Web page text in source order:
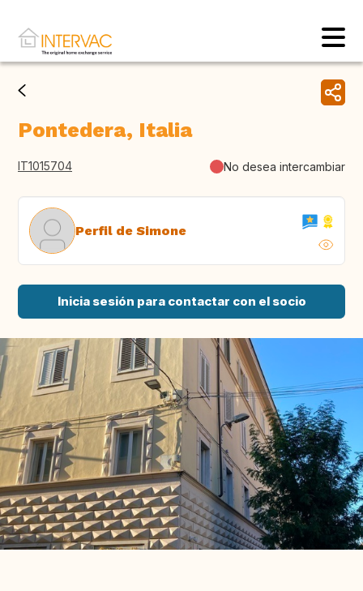
Pontedera, Italia
IT1015704 No desea intercambiar
Perfil de Simone
Inicia sesión para contactar con el socio